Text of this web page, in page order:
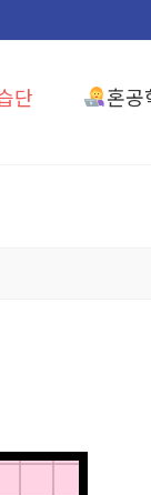
단 혼공